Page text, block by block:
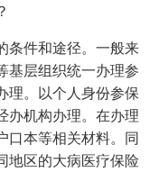
条件和途径。一般来
基层组织统一办理参
理。以个人身份参保
办机构办理。在办理
口本等相关材料。同
地区的大病医疗保险